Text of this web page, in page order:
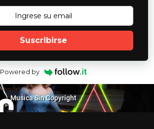
Suscribirse
Powered by
Musica Sin Copyright